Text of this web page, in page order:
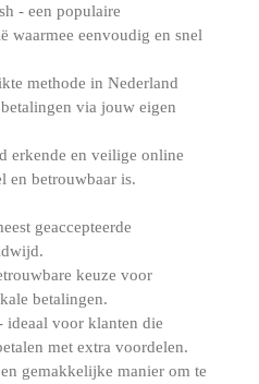
- een populaire
waarmee eenvoudig en snel
methode in Nederland
via jouw eigen
erkende en veilige online
en betrouwbaar is.
geaccepteerde
keuze voor
betalingen.
ideaal voor klanten die
met extra voordelen.
gemakkelijke manier om te